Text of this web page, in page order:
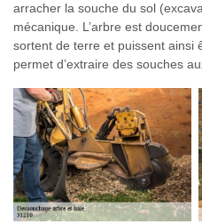
arracher la souche du sol
mécanique. L’arbre est
sortent de terre et puissent ainsi
permet d’extraire des souches